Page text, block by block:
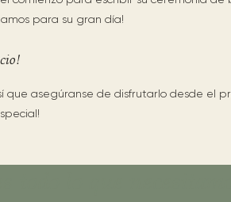
para su gran día!
que asegúranse de disfrutarlo desde el